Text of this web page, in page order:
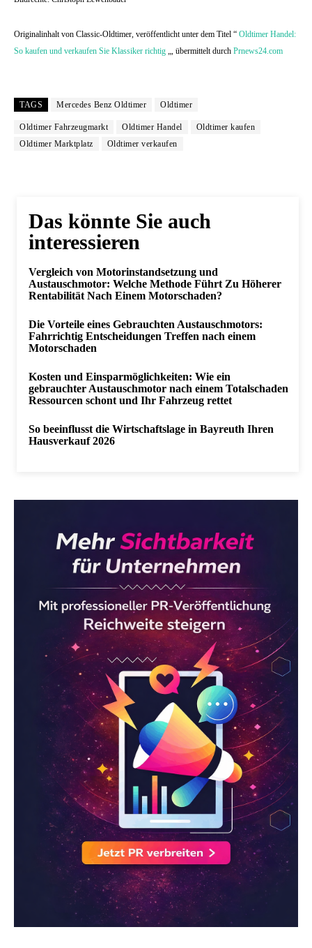
Originalinhalt von Classic-Oldtimer, veröffentlicht unter dem Titel “ Oldtimer Handel:
So kaufen und verkaufen Sie Klassiker richtig „, übermittelt durch Prnews24.com
TAGS Mercedes Benz Oldtimer Oldtimer
Oldtimer Fahrzeugmarkt Oldtimer Handel
Oldtimer kaufen
Oldtimer Marktplatz
Oldtimer verkaufen
Das könnte Sie auch
interessieren
Vergleich von Motorinstandsetzung und
Austauschmotor: Welche Methode Führt Zu Höherer
Rentabilität Nach Einem Motorschaden?
Die Vorteile eines Gebrauchten Austauschmotors:
Fahrrichtig Entscheidungen Treffen nach einem
Motorschaden
Kosten und Einsparmöglichkeiten: Wie ein
gebrauchter Austauschmotor nach einem Totalschaden
Ressourcen schont und Ihr Fahrzeug rettet
So beeinflusst die Wirtschaftslage in Bayreuth Ihren
Hausverkauf 2026